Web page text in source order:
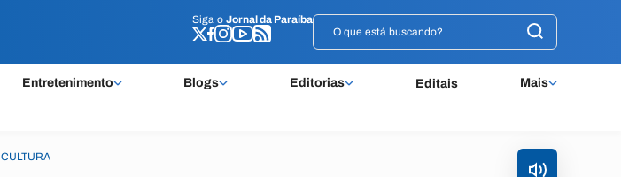
Siga o Jornal da Paraíba
Entretenimento Blogs Editorias Editais Mais
Siga o Jornal da Paraíba
CULTURA